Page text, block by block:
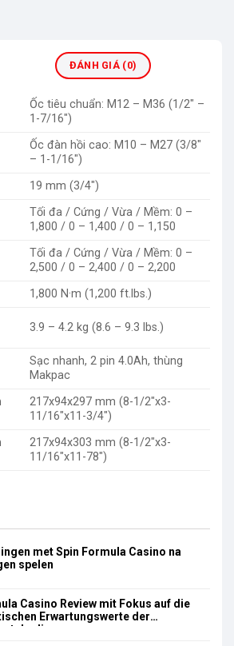
ĐÁNH GIÁ (0)
Ốc tiêu chuẩn: M12 – M36 (1/2″ –
1-7/16″)
Ốc đàn hồi cao: M10 – M27 (3/8″
– 1-1/16″)
19 mm (3/4″)
Tối đa / Cứng / Vừa / Mềm: 0 –
1,800 / 0 – 1,400 / 0 – 1,150
Tối đa / Cứng / Vừa / Mềm: 0 –
2,500 / 0 – 2,400 / 0 – 2,200
1,800 N·m (1,200 ft.lbs.)
3.9 – 4.2 kg (8.6 – 9.3 lbs.)
Sạc nhanh, 2 pin 4.0Ah, thùng
Makpac
217x94x297 mm (8-1/2″x3-
11/16″x11-3/4″)
217x94x303 mm (8-1/2″x3-
11/16″x11-78″)
met Spin Formula Casino na
spelen
Casino Review mit Fokus auf die
Erwartungswerte der